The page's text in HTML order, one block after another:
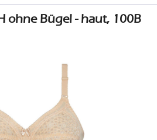
ohne Bügel - haut, 100B